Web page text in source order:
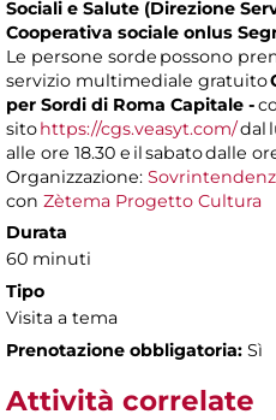
Sociali e Salute (Direzione
Cooperativa sociale onlus
Le persone sorde possono
servizio multimediale gratuito
per Sordi di Roma Capitale -
sitohttps://cgs.veasyt.com/dal
alle ore 18.30 e il sabato dalle
Organizzazione:
con Zètema Progetto Cultura
Durata
60 minuti
Tipo
Visita a tema
Prenotazione obbligatoria: Sì
Attività correlate